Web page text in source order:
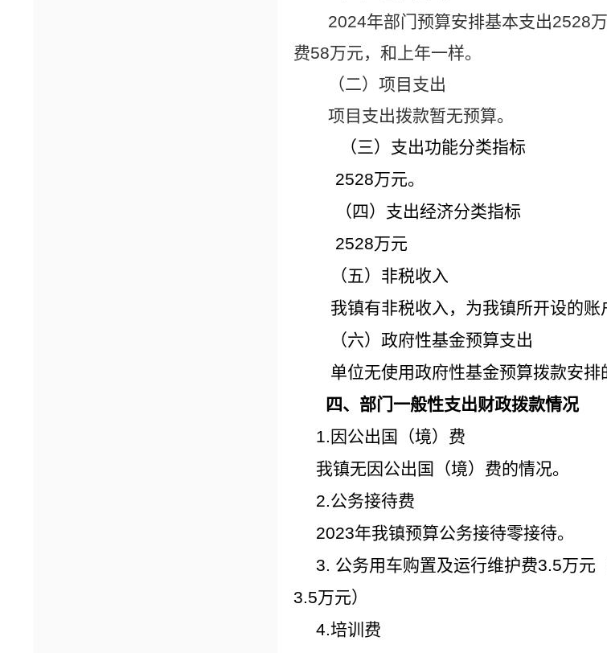
2024年部门预算安排基本支出2528
费58万元，和上年一样。
（二）项目支出
项目支出拨款暂无预算。
（三）支出功能分类指标
2528万元。
（四）支出经济分类指标
2528万元
（五）非税收入
我镇有非税收入，为我镇所开设的账
（六）政府性基金预算支出
单位无使用政府性基金预算拨款安排
四、部门一般性支出财政拨款情况
1.因公出国（境）费
我镇无因公出国（境）费的情况。
2.公务接待费
2023年我镇预算公务接待零接待。
3. 公务用车购置及运行维护费3.5万元
3.5万元）
4.培训费